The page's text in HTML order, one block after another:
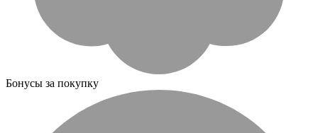
Бонусы за покупку